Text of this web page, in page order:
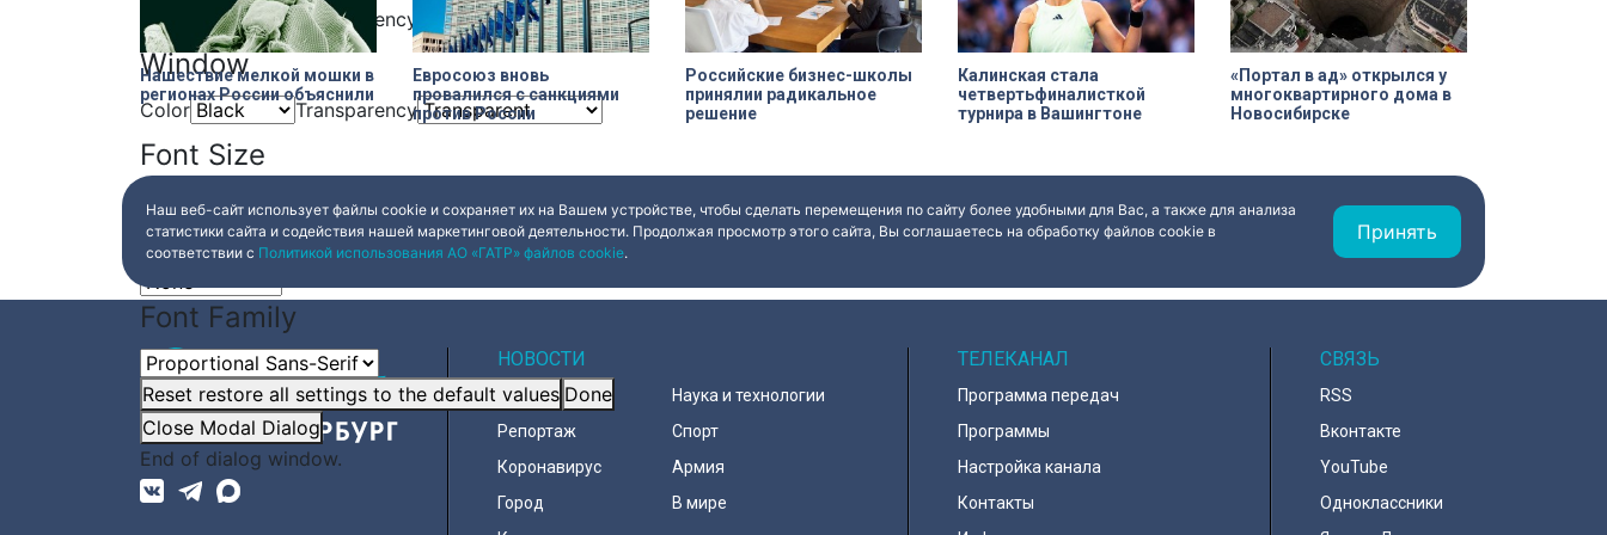
Color Transparency
Window
Color Transparency
Font Size
Text Edge Style
Font Family
Reset restore all settings to the default values Done
Close Modal Dialog
End of dialog window.
«Пенатах» проводились под
строгим контролем специалистов
КГИОП.
Нашествие мелкой мошки в
регионах России объяснили
Евросоюз вновь
провалился с санкциями
против России
Российские бизнес-школы
принялии радикальное
решение
Калинская стала
четвертьфиналисткой
турнира в Вашингтоне
«Портал в ад» открылся у
многоквартирного дома в
Новосибирске
Наш веб-сайт использует файлы cookie и сохраняет их на Вашем устройстве, чтобы сделать перемещения по сайту более удобными для Вас, а также для анализа
статистики сайта и содействия нашей маркетинговой деятельности. Продолжая просмотр этого сайта, Вы соглашаетесь на обработку файлов cookie в
соответствии с Политикой использования АО «ГАТР» файлов cookie.
Принять
НОВОСТИ
Все
Репортаж
Коронавирус
Город
Наука и технологии
Спорт
Армия
В мире
ТЕЛЕКАНАЛ
Программа передач
Программы
Настройка канала
Контакты
СВЯЗЬ
RSS
Вконтакте
YouTube
Одноклассники